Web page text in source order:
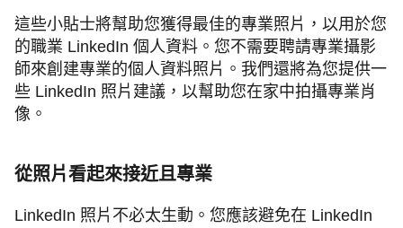
這些小貼士將幫助您獲得最佳的專業照片，以用於您
的職業 LinkedIn 個人資料。您不需要聘請專業攝影
師來創建專業的個人資料照片。我們還將為您提供一
些 LinkedIn 照片建議，以幫助您在家中拍攝專業肖
像。
從照片看起來接近且專業
LinkedIn 照片不必太生動。您應該避免在 LinkedIn